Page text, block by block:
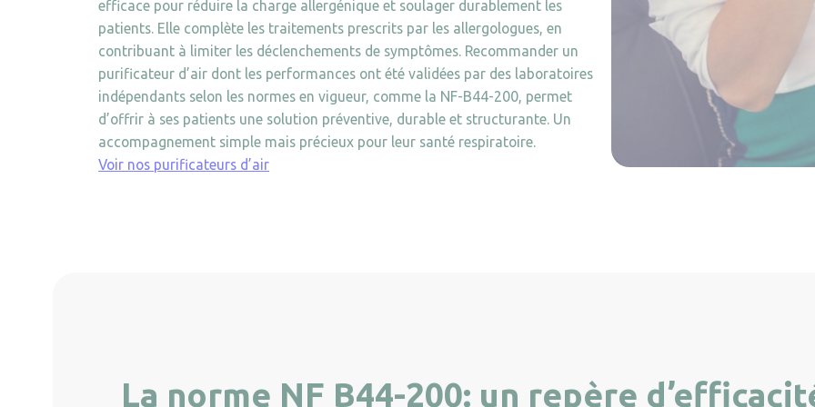
efficace pour réduire la charge allergénique et soulager durablement les
patients. Elle complète les traitements prescrits par les allergologues, en
contribuant à limiter les déclenchements de symptômes. Recommander un
purificateur d’air dont les performances ont été validées par des laboratoires
indépendants selon les normes en vigueur, comme la NF-B44-200, permet
d’offrir à ses patients une solution préventive, durable et structurante. Un
accompagnement simple mais précieux pour leur santé respiratoire.
Voir nos purificateurs d’air
La norme NF B44-200: un repère